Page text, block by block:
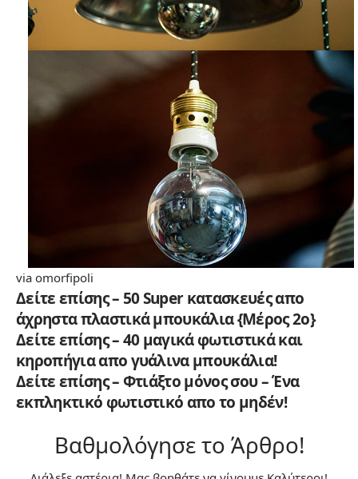
via omorfipoli
Δείτε επίσης – 50 Super κατασκευές απο
άχρηστα πλαστικά μπουκάλια {Μέρος 2ο}
Δείτε επίσης – 40 μαγικά φωτιστικά και
κηροπήγια απο γυάλινα μπουκάλια!
Δείτε επίσης – Φτιάξτο μόνος σου – Ένα
εκπληκτικό φωτιστικό απο το μηδέν!
Βαθμολόγησε το Άρθρο!